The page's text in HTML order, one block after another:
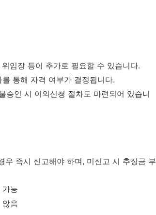
임장 등이 추가로 필요할 수 있습니다.
통해 자격 여부가 결정됩니다.
승인 시 이의신청 절차도 마련되어 있습니
우 즉시 신고해야 하며, 미신고 시 추징금 부
가능
않음